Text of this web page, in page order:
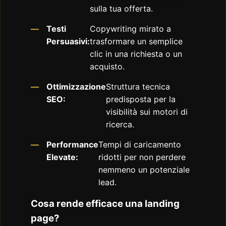
sulla tua offerta.
Testi
Persuasivi:
Copywriting mirato a
trasformare un semplice
clic in una richiesta o un
acquisto.
Ottimizzazione
SEO:
Struttura tecnica
predisposta per la
visibilità sui motori di
ricerca.
Performance
Elevate:
Tempi di caricamento
ridotti per non perdere
nemmeno un potenziale
lead.
Cosa rende efficace una landing
page?